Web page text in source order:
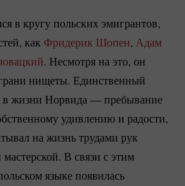
в кругу польских эмигрантов,
какФридерик Шопен, Адам
. Несмотря на это, он
нищеты. Единственный
в жизни Норвида — пребывание
удивлению и радости,
на жизнь трудами рук
В связи с этим
языке появилась